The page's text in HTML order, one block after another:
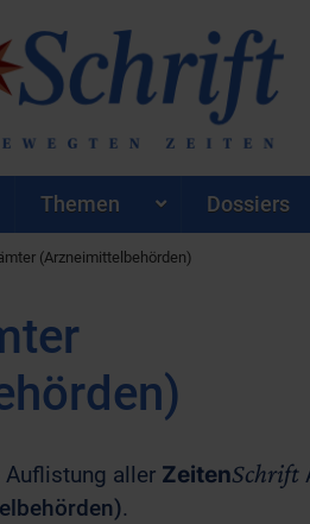
Themen Dossiers
(Arzneimittelbehörden)
Auflistung aller ZeitenSchrift
.